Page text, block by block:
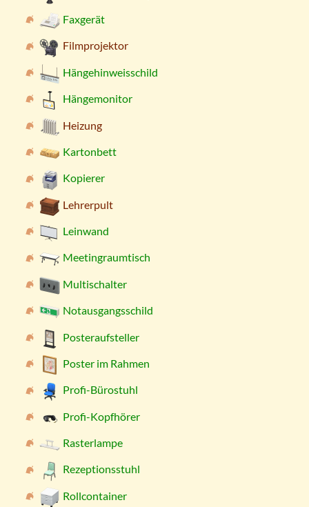
Faxgerät
Filmprojektor
Hängehinweisschild
Hängemonitor
Heizung
Kartonbett
Kopierer
Lehrerpult
Leinwand
Meetingraumtisch
Multischalter
Notausgangsschild
Posteraufsteller
Poster im Rahmen
Profi-Bürostuhl
Profi-Kopfhörer
Rasterlampe
Rezeptionsstuhl
Rollcontainer